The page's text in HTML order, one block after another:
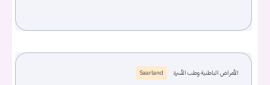
الأمراض الباطنية وطب الأسرة Saarland